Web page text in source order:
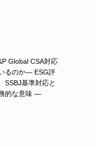
Global CSA対応
るのか― ESG評
SSBJ基準対応と
的な意味 ―